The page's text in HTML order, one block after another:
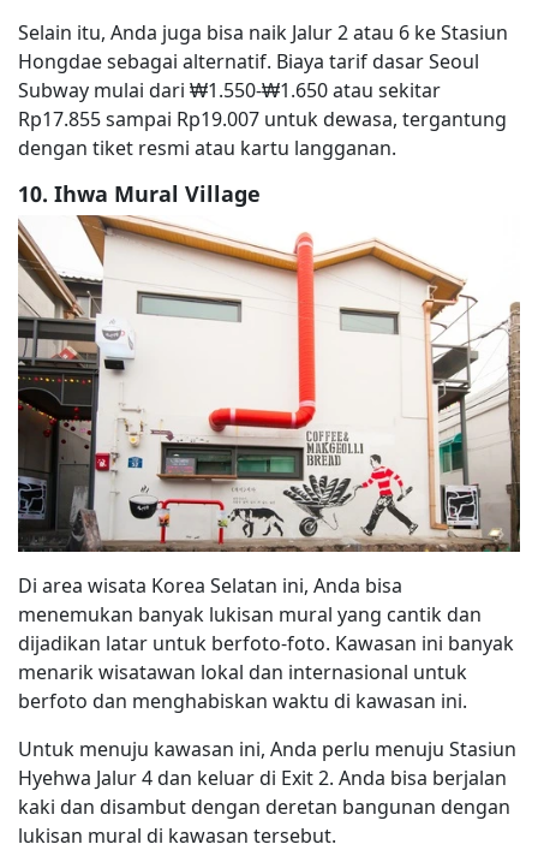
Selain itu, Anda juga bisa naik Jalur 2 atau 6 ke Stasiun
Hongdae sebagai alternatif. Biaya tarif dasar Seoul
Subway mulai dari ₩1.550-₩1.650 atau sekitar
Rp17.855 sampai Rp19.007 untuk dewasa, tergantung
dengan tiket resmi atau kartu langganan.
10. Ihwa Mural Village
Di area wisata Korea Selatan ini, Anda bisa
menemukan banyak lukisan mural yang cantik dan
dijadikan latar untuk berfoto-foto. Kawasan ini banyak
menarik wisatawan lokal dan internasional untuk
berfoto dan menghabiskan waktu di kawasan ini.
Untuk menuju kawasan ini, Anda perlu menuju Stasiun
Hyehwa Jalur 4 dan keluar di Exit 2. Anda bisa berjalan
kaki dan disambut dengan deretan bangunan dengan
lukisan mural di kawasan tersebut.